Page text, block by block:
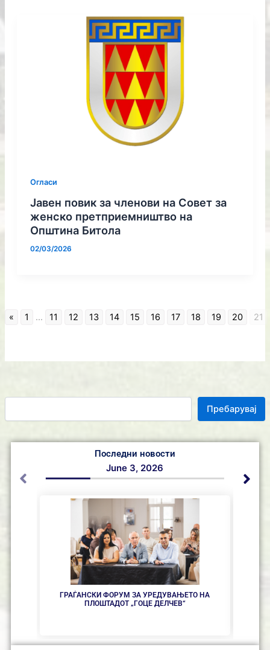
Пребарувај
Последни новости
ГРАЃАНСКИ ФОРУМ ЗА УРЕДУВАЊЕТО НА
ПЛОШТАДОТ „ГОЦЕ ДЕЛЧЕВ“
June 3, 2026
Огласи
Јавен повик за членови на Совет за
женско претприемништво на
Општина Битола
02/03/2026
« 1 ... 11 12 13 14 15 16 17 18 19 20 21